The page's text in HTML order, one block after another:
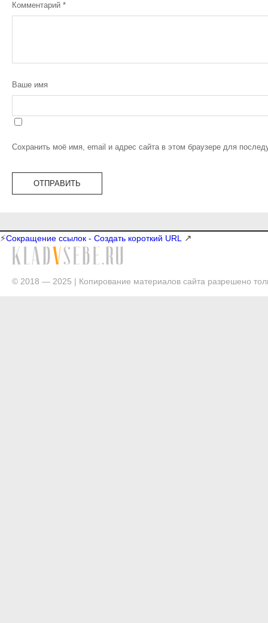
Комментарий *
Ваше имя
Сохранить моё имя, email и адрес сайта в этом браузере для
⚡Сокращение ссылок - Создать короткий URL ↗
© 2018 — 2025 | Копирование материалов сайта разрешено